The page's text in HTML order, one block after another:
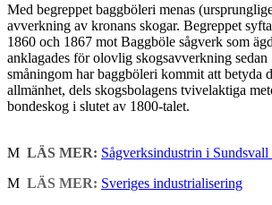
Med begreppet baggböleri menas
avverkning av kronans skogar. Begreppet
1860 och 1867 mot Baggböle sågverk som
anklagades för olovlig skogsavverkning sedan
småningom har baggböleri kommit att betyda
allmänhet, dels skogsbolagens tvivelaktiga
bondeskog i slutet av 1800-talet.
M LÄS MER: Sågverksindustrin i Sundsvall
M LÄS MER: Sveriges industrialisering